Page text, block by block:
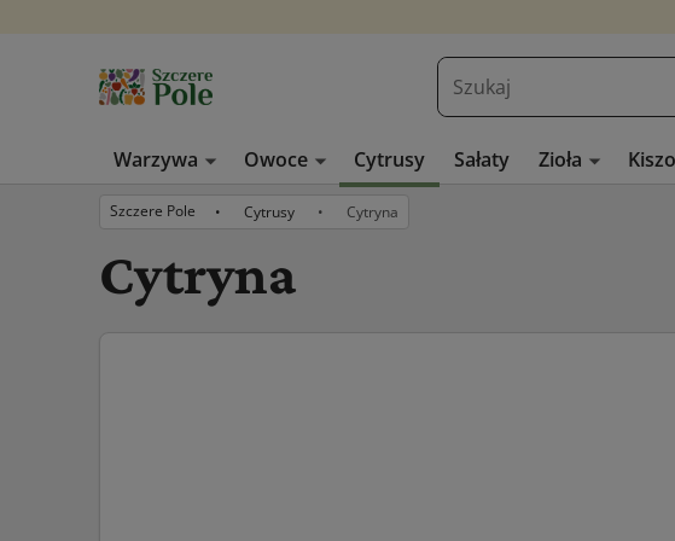
Warzywa Owoce Cytrusy Sałaty Zioła
Szczere Pole Cytrusy Cytryna
Cytryna